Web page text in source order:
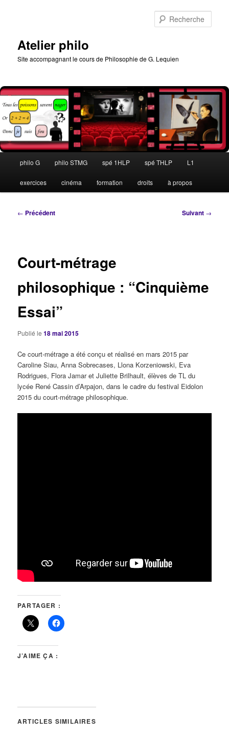
Atelier philo
Site accompagnant le cours de Philosophie de G. Lequien
principal
philo G philo STMG spé 1HLP spé THLP L1
exercices cinéma formation droits à propos
Navigation
← Précédent Suivant →
Court-métrage
philosophique : “Cinquième
Essai”
Publié le18 mai 2015
Ce court-métrage a été conçu et réalisé en mars 2015 par
Caroline Siau, Anna Sobrecases, Llona Korzeniowski, Eva
Rodrigues, Flora Jamar et Juliette Brilhault, élèves de TL du
lycée René Cassin d’Arpajon, dans le cadre du festival Eidolon
2015 du court-métrage philosophique.
PARTAGER :
J’AIME ÇA :
ARTICLES SIMILAIRES